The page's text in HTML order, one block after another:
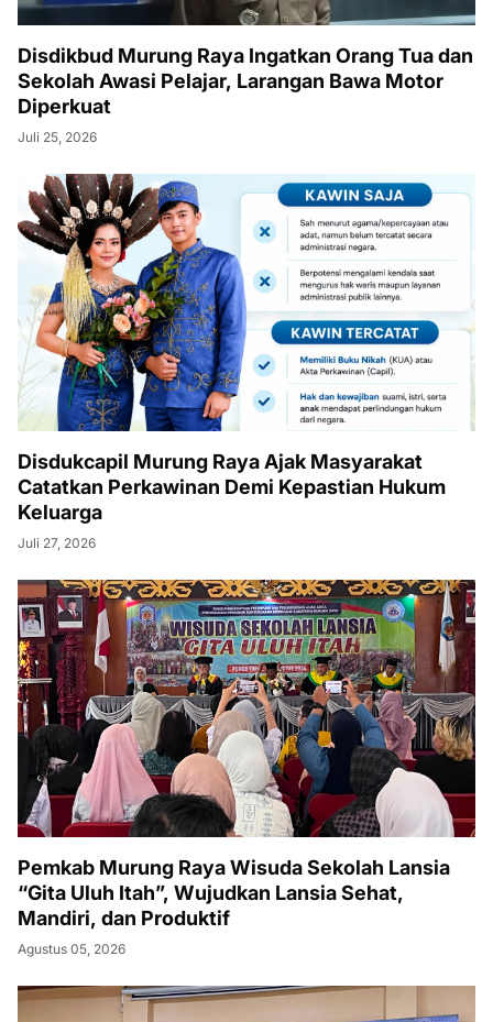
Disdikbud Murung Raya Ingatkan Orang Tua dan
Sekolah Awasi Pelajar, Larangan Bawa Motor
Diperkuat
Juli 25, 2026
Disdukcapil Murung Raya Ajak Masyarakat
Catatkan Perkawinan Demi Kepastian Hukum
Keluarga
Juli 27, 2026
Pemkab Murung Raya Wisuda Sekolah Lansia
“Gita Uluh Itah”, Wujudkan Lansia Sehat,
Mandiri, dan Produktif
Agustus 05, 2026